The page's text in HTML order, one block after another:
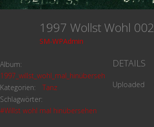
1997 Wollst Wohl 002
SM-WPAdmin
Album:
1997_willst_wohl_mal_hinübersehen
Kategorien:
Tanz
Schlagwörter:
#Willst wohl mal hinübersehen
DETAILS
Uploaded